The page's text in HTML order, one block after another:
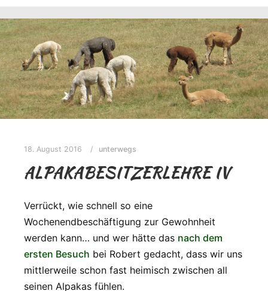
18. August 2016 unterwegs
ALPAKABESITZERLEHRE IV
Verrückt, wie schnell so eine
Wochenendbeschäftigung zur Gewohnheit
werden kann… und wer hätte das nach dem
ersten Besuch bei Robert gedacht, dass wir uns
mittlerweile schon fast heimisch zwischen all
seinen Alpakas fühlen.